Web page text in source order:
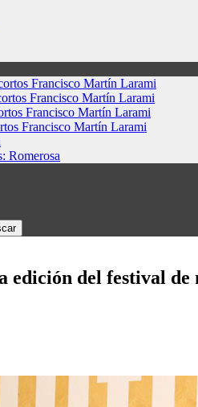
Francisco Martín Larami
Francisco Martín Larami
Francisco Martín Larami
Francisco Martín Larami
Romerosa
edición del festival